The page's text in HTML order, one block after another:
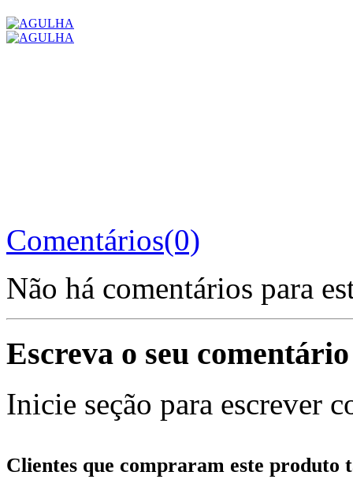
Comentários(0)
Não há comentários para
Escreva o seu comentário
Inicie seção para escrever
Clientes que compraram este produto